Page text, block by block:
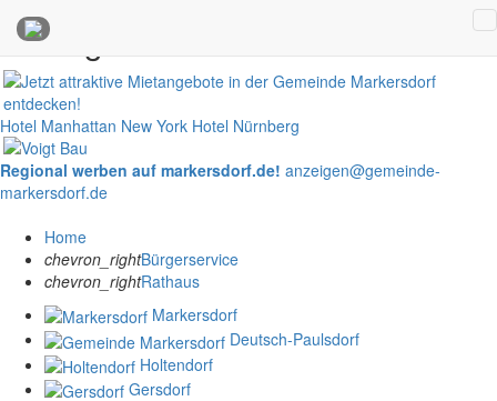
Anzeigen
Hotel Manhattan New York Hotel Nürnberg
Regional werben auf markersdorf.de! anzeigen@gemeinde-
markersdorf.de
Home
chevron_rightBürgerservice
chevron_rightRathaus
Markersdorf
Deutsch-Paulsdorf
Holtendorf
Gersdorf